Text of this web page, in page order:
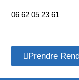
06 62 05 23 61
Prendre